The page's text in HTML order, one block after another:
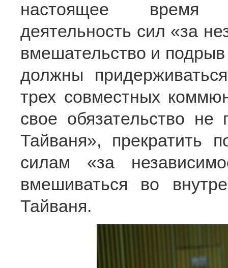
настоящее время
деятельность сил «за
вмешательство и
должны
трех совместных
свое обязательство не
Тайваня», прекратить
силам «за
вмешиваться во
Тайваня.